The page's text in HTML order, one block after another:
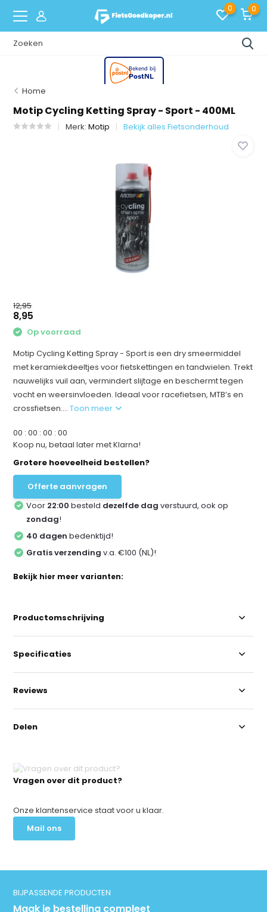
0 0
Home
Motip Cycling Ketting Spray - Sport - 400ML
Merk:Motip Bekijk alles Fietsonderhoud
12,95
8,95
Op voorraad
Motip Cycling Ketting Spray - Sport is een dry smeermiddel
met keramiekdeeltjes voor fietskettingen en tandwielen. Trekt
nauwelijks vuil aan, vermindert slijtage en beschermt tegen
vocht en weersinvloeden. Ideaal voor racefietsen, MTB’s en
crossfietsen....Toon meer
00 :00 :00 :00
Koop nu, betaal later met Klarna!
Grotere hoeveelheid bestellen?
Offerte aanvragen
Voor 22:00 besteld dezelfde dag verstuurd, ook op
zondag!
40 dagen bedenktijd!
Gratis verzending v.a. €100 (NL)!
Bekijk hier meer varianten:
Vragen over dit product?
Onze klantenservice staat voor u klaar.
Mail ons
Productomschrijving
Specificaties
Reviews
Delen
BIJPASSENDE PRODUCTEN
Maak je bestelling compleet